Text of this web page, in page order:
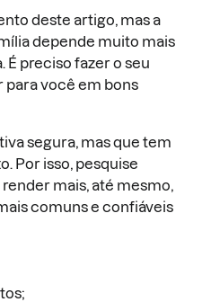
deste artigo, mas a
depende muito mais
É preciso fazer o seu
para você em bons
segura, mas que tem
Por isso, pesquise
mais, até mesmo,
comuns e confiáveis